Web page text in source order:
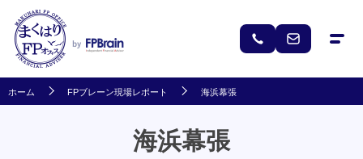
海浜幕張
ホーム FPブレーン現場レポート 海浜幕張